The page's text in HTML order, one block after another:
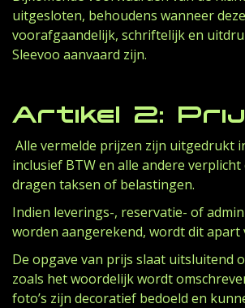
uitgesloten, behoudens wanneer deze
voorafgaandelijk, schriftelijk en
Sleevoo aanvaard zijn.
Artikel 2:
Alle vermelde prijzen zijn uitgedrukt
inclusief BTW en alle andere
dragen taksen of belastingen.
Indien leverings-, reservatie- of
worden aangerekend, wordt dit apart
De opgave van prijs slaat uitsluitend
zoals het woordelijk wordt
foto’s zijn decoratief bedoeld en